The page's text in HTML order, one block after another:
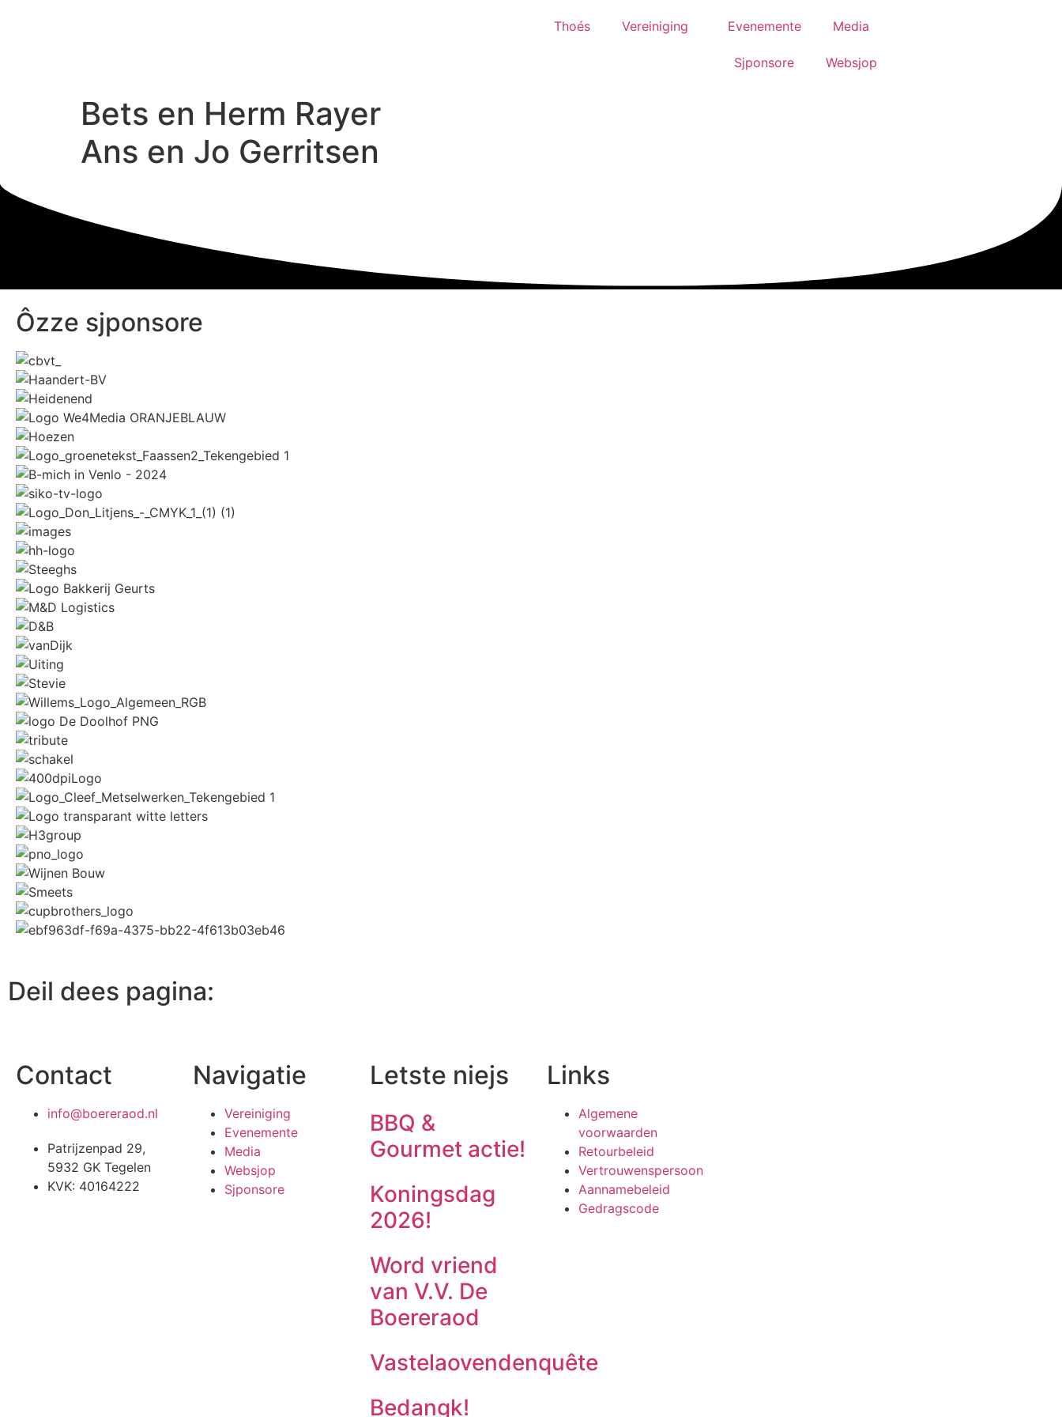
Thoés Vereiniging Evenemente Media
Sjponsore Websjop
Bets en Herm Rayer
Ans en Jo Gerritsen
Ôzze sjponsore
Deil dees pagina:
Contact
info@boereraod.nl
Patrijzenpad 29,
5932 GK Tegelen
KVK: 40164222
Navigatie
Vereiniging
Evenemente
Media
Websjop
Sjponsore
Letste niejs
BBQ &
Gourmet actie!
Koningsdag
2026!
Word vriend
van V.V. De
Boereraod
Vastelaovendenquête
Bedangk!
Links
Algemene
voorwaarden
Retourbeleid
Vertrouwenspersoon
Aannamebeleid
Gedragscode